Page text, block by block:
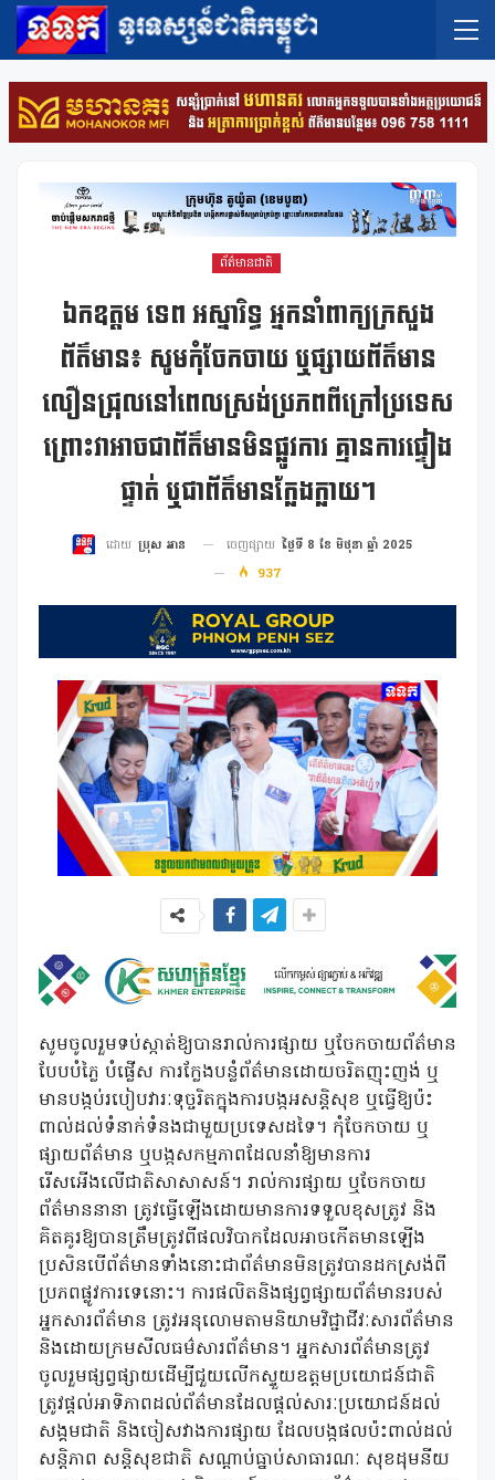
ព័ត៌មានជាតិ
ឯកឧត្តម ទេព អស្នារិទ្ធ អ្នកនាំពាក្យក្រសួង
ព័ត៌មាន៖ សូមកុំចែកចាយ ឬផ្សាយព័ត៌មាន
លឿនជ្រុលនៅពេលស្រង់ប្រភពពីក្រៅប្រទេស
ព្រោះវាអាចជាព័ត៌មានមិនផ្លូវការ គ្មានការផ្ទៀង
ផ្ទាត់ ឬជាព័ត៌មានក្លែងក្លាយ។
ដោយ ប្រុស អាន ចេញផ្សាយ ថ្ងៃទី 8 ខែ មិថុនា ឆ្នាំ 2025
937
សូមចូលរួមទប់ស្កាត់ឱ្យបានរាល់ការផ្សាយ ឬចែកចាយព័ត៌មាន
បែបបំភ្លៃ បំផ្លើស ការក្លែងបន្លំព័ត៌មានដោយចរិតញុះញង់ ឬ
មានបង្កប់របៀបវារៈទុច្ចរិតក្នុងការបង្កអសន្តិសុខ ឬធ្វើឱ្យប៉ះ
ពាល់ដល់ទំនាក់ទំនងជាមួយប្រទេសដទៃ។ កុំចែកចាយ ឬ
ផ្សាយព័ត៌មាន ឬបង្កសកម្មភាពដែលនាំឱ្យមានការ​
រើសអើងលើ​ជាតិ​សាសាសន៍។ រាល់ការផ្សាយ ឬចែកចាយ
ព័ត៌មាននានា ត្រូវធ្វើឡើងដោយមានការទទួលខុសត្រូវ និង
គិតគូរឱ្យបានត្រឹមត្រូវពីផលវិបាកដែលអាចកើតមានឡើង
ប្រសិនបើព័ត៌មានទាំងនោះជាព័ត៌មានមិនត្រូវបានដកស្រង់ពី
ប្រភពផ្លូវការទេនោះ។ ការផលិតនិងផ្សព្វផ្សាយព័ត៌មានរបស់
អ្នកសារព័ត៌មាន ត្រូវអនុលោមតាមនិយាមវិជ្ជាជីវៈសារព័ត៌មាន
និងដោយក្រមសីលធម៌សារព័ត៌មាន។ អ្នកសារព័ត៌មានត្រូវ
ចូលរួមផ្សព្វផ្សាយដើម្បីជួយលើកស្ទួយឧត្តមប្រយោជន៍ជាតិ
ត្រូវផ្តល់អាទិភាពដល់ព័ត៌មានដែលផ្តល់សារៈប្រយោជន៍ដល់
សង្គមជាតិ និងចៀសវាងការផ្សាយ ដែលបង្កផលប៉ះពាល់ដល់
សន្តិភាព សន្តិសុខជាតិ សណ្តាប់ធ្នាប់សាធារណៈ សុខដុមនីយ